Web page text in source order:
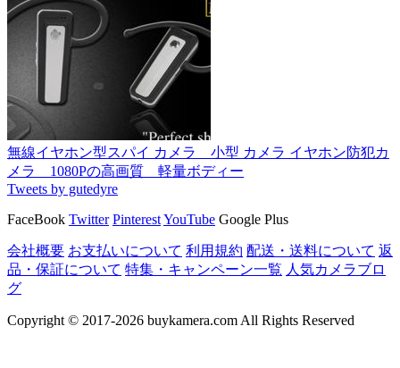
無線イヤホン型スパイ カメラ 小型 カメラ イヤホン防犯カ
メラ 1080Pの高画質 軽量ボディー
Tweets by gutedyre
FaceBook Twitter PinterestYouTube Google Plus
会社概要 お支払いについて 利用規約 配送・送料について 返
品・保証について 特集・キャンペーン一覧 人気カメラブロ
グ
Copyright © 2017-2026 buykamera.com All Rights Reserved